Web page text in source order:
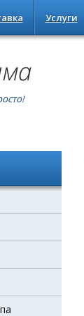
Услуги